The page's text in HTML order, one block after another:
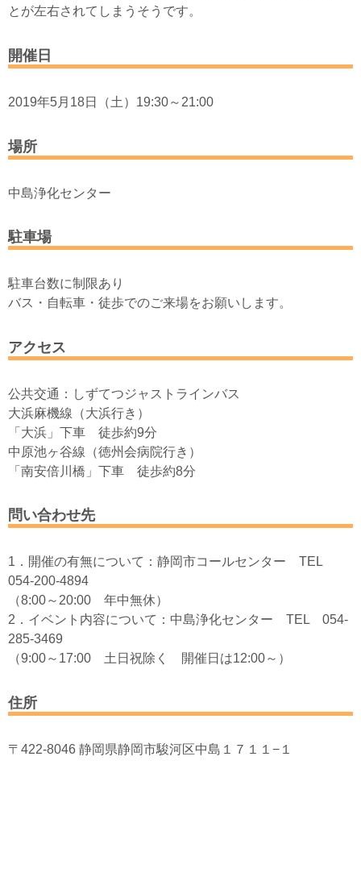
とが左右されてしまうそうです。
開催日
2019年5月18日（土）19:30～21:00
場所
中島浄化センター
駐車場
駐車台数に制限あり
バス・自転車・徒歩でのご来場をお願いします。
アクセス
公共交通：しずてつジャストラインバス
大浜麻機線（大浜行き）
「大浜」下車 徒歩約9分
中原池ヶ谷線（徳州会病院行き）
「南安倍川橋」下車 徒歩約8分
問い合わせ先
1．開催の有無について：静岡市コールセンター TEL
054-200-4894
（8:00～20:00 年中無休）
2．イベント内容について：中島浄化センター TEL 054-
285-3469
（9:00～17:00 土日祝除く 開催日は12:00～）
住所
〒422-8046 静岡県静岡市駿河区中島１７１１−１